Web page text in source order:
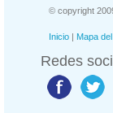
© copyright
Inicio | Mapa
Redes